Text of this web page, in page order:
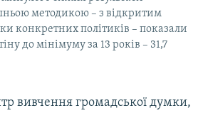
методикою – з відкритим
конкретних політиків – показали
до мінімуму за 13 років – 31,7
вивчення громадської думки,